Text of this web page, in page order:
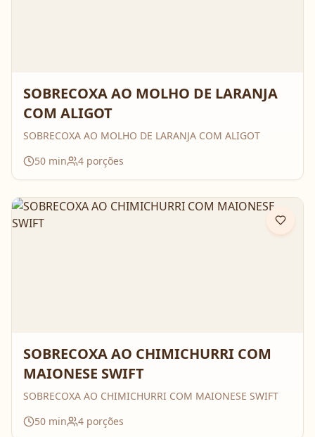
SOBRECOXA AO MOLHO DE LARANJA
COM ALIGOT
SOBRECOXA AO MOLHO DE LARANJA COM ALIGOT
50 min 4 porções
SOBRECOXA AO CHIMICHURRI COM
MAIONESE SWIFT
SOBRECOXA AO CHIMICHURRI COM MAIONESE SWIFT
50 min 4 porções